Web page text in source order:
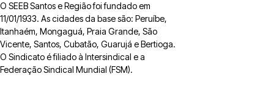
O SEEB Santos e Região foi fundado em
11/01/1933. As cidades da base são: Peruíbe,
Itanhaém, Mongaguá, Praia Grande, São
Vicente, Santos, Cubatão, Guarujá e Bertioga.
O Sindicato é filiado à Intersindical e a
Federação Sindical Mundial (FSM).